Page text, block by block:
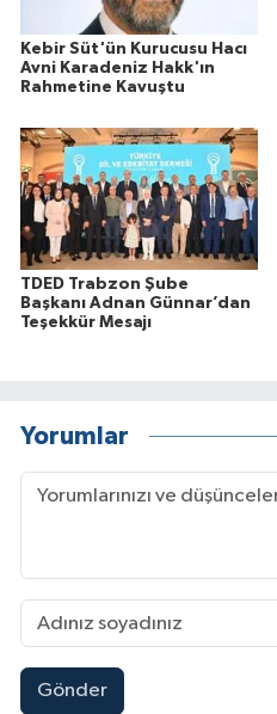
Kebir Süt'ün Kurucusu Hacı
Avni Karadeniz Hakk'ın
Rahmetine Kavuştu
TDED Trabzon Şube
Başkanı Adnan Günnar’dan
Teşekkür Mesajı
Yorumlar
Gönder